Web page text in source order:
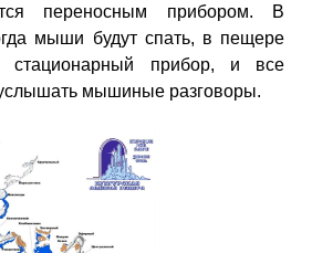
переносным прибором. В
мыши будут спать, в пещере
стационарный прибор, и все
мышиные разговоры.